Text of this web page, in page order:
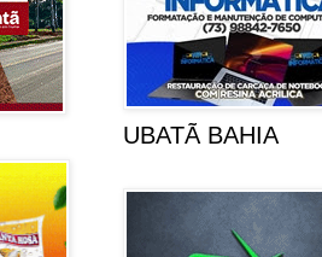
UBATÃ BAHIA